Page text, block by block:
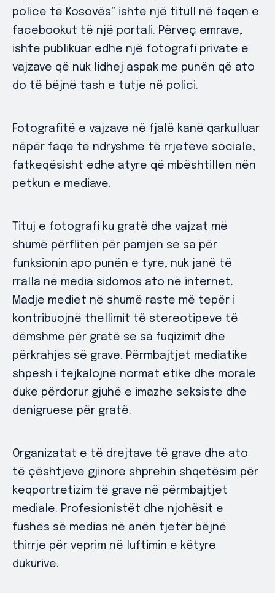
police të Kosovës” ishte një titull në faqen e
facebookut të një portali. Përveç emrave,
ishte publikuar edhe një fotografi private e
vajzave që nuk lidhej aspak me punën që ato
do të bëjnë tash e tutje në polici.
Fotografitë e vajzave në fjalë kanë qarkulluar
nëpër faqe të ndryshme të rrjeteve sociale,
fatkeqësisht edhe atyre që mbështillen nën
petkun e mediave.
Tituj e fotografi ku gratë dhe vajzat më
shumë përfliten për pamjen se sa për
funksionin apo punën e tyre, nuk janë të
rralla në media sidomos ato në internet.
Madje mediet në shumë raste më tepër i
kontribuojnë thellimit të stereotipeve të
dëmshme për gratë se sa fuqizimit dhe
përkrahjes së grave. Përmbajtjet mediatike
shpesh i tejkalojnë normat etike dhe morale
duke përdorur gjuhë e imazhe seksiste dhe
denigruese për gratë.
Organizatat e të drejtave të grave dhe ato
të çështjeve gjinore shprehin shqetësim për
keqportretizim të grave në përmbajtjet
mediale. Profesionistët dhe njohësit e
fushës së medias në anën tjetër bëjnë
thirrje për veprim në luftimin e këtyre
dukurive.